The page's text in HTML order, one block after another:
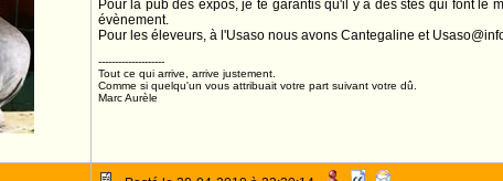
Pour la pub des expos, je te garantis qu'il y a des stés qui font le
évènement.
Pour les éleveurs, à l'Usaso nous avons Cantegaline et
--------------------
Tout ce qui arrive, arrive justement.
Comme si quelqu'un vous attribuait votre part suivant votre dû.
Marc Aurèle